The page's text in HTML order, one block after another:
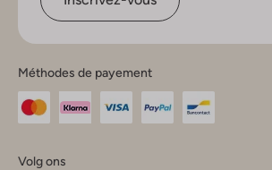
Méthodes de payement
Volg ons